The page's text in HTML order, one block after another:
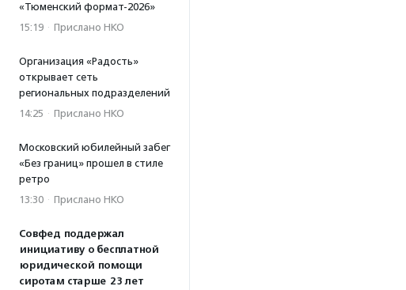
«Тюменский формат-2026»
15:19 · Прислано НКО
Организация «Радость»
открывает сеть
региональных подразделений
14:25 · Прислано НКО
Московский юбилейный забег
«Без границ» прошел в стиле
ретро
13:30 · Прислано НКО
Совфед поддержал
инициативу о бесплатной
юридической помощи
сиротам старше 23 лет